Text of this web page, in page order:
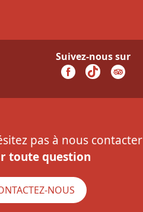
Suivez-nous sur
pas à nous contacter
toute question
NOUS